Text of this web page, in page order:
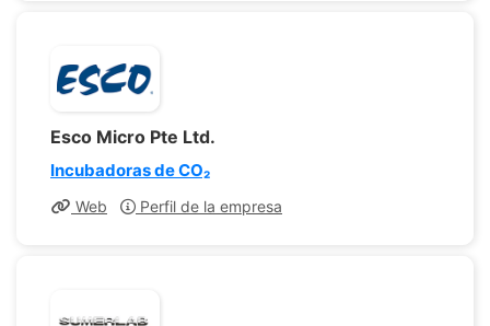
Esco Micro Pte Ltd.
Incubadoras de CO₂
Web Perfil de la empresa